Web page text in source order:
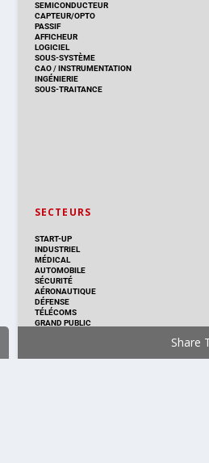
SEMICONDUCTEUR
CAPTEUR/OPTO
PASSIF
AFFICHEUR
LOGICIEL
SOUS-SYSTÈME
CAO/INSTRUMENTATION
INGÉNIERIE
SOUS-TRAITANCE
SECTEURS
START-UP
INDUSTRIEL
MÉDICAL
AUTOMOBILE
SÉCURITÉ
AÉRONAUTIQUE
DÉFENSE
TÉLÉCOMS
GRAND PUBLIC
Share